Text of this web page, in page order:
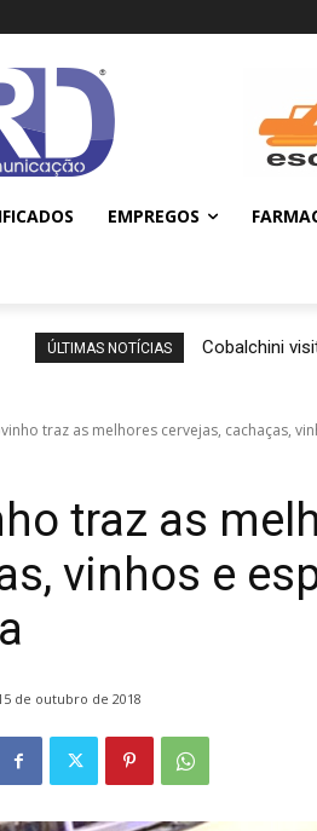
EMPREGOS
ÚLTIMAS NOTÍCIAS Cobalchini
traz as melhores cervejas, cachaças,
traz as
vinhos e
de outubro de 2018